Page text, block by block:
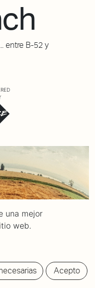
entre B-52 y
una mejor
web.
Acepto